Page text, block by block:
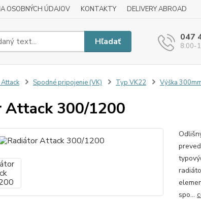
OSOBNÝCH ÚDAJOV KONTAKTY DELIVERY ABROAD
Hľadať 047
8:00-
Spodné pripojenie (VK) Typ VK22 Výška
Attack 300/1200
spo...